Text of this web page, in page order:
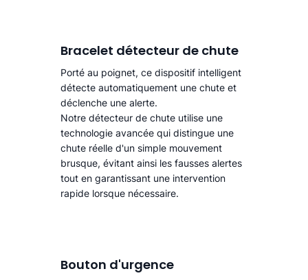
Bracelet détecteur de chute
Porté au poignet, ce dispositif intelligent
détecte automatiquement une chute et
déclenche une alerte.​
Notre détecteur de chute utilise une
technologie avancée qui distingue une
chute réelle d'un simple mouvement
brusque, évitant ainsi les fausses alertes
tout en garantissant une intervention
rapide lorsque nécessaire.
Bouton d'urgence